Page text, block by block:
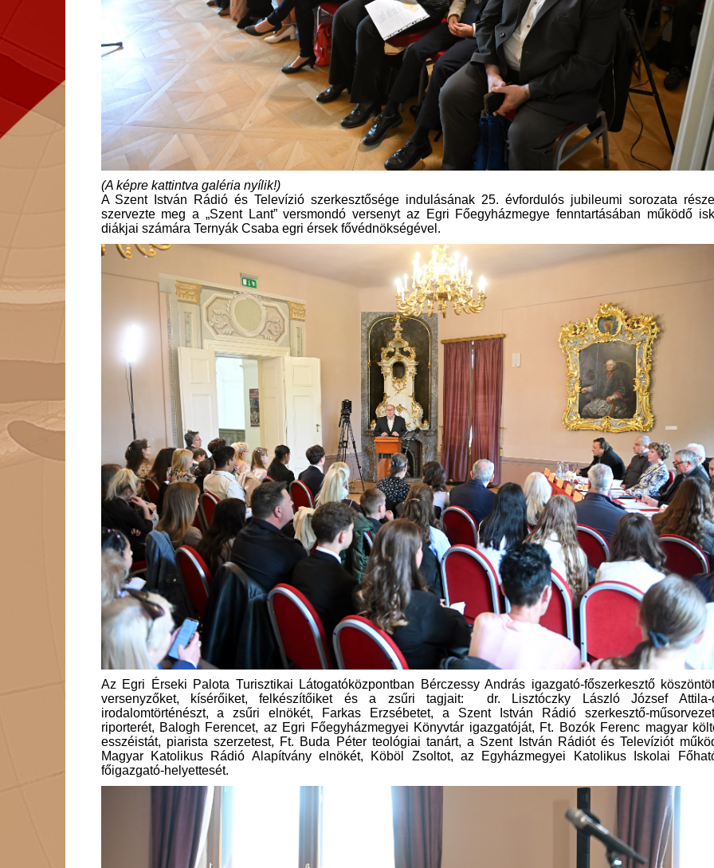
(A képre kattintva galéria nyílik!)
A Szent István Rádió és Televízió szerkesztősége indulásának 25. évfordulós jubileumi sorozata
szervezte meg a „Szent Lant” versmondó versenyt az Egri Főegyházmegye fenntartásában működő
diákjai számára Ternyák Csaba egri érsek fővédnökségével.
Az Egri Érseki Palota Turisztikai Látogatóközpontban Bérczessy András igazgató-főszerkesztő
versenyzőket, kísérőiket, felkészítőiket és a zsűri tagjait: dr. Lisztóczky László József Attila-
irodalomtörténészt, a zsűri elnökét, Farkas Erzsébetet, a Szent István Rádió szerkesztő-
riporterét, Balogh Ferencet, az Egri Főegyházmegyei Könyvtár igazgatóját, Ft. Bozók Ferenc magyar
esszéistát, piarista szerzetest, Ft. Buda Péter teológiai tanárt, a Szent István Rádiót és Televíziót
Magyar Katolikus Rádió Alapítvány elnökét, Köböl Zsoltot, az Egyházmegyei Katolikus Iskolai
főigazgató-helyettesét.